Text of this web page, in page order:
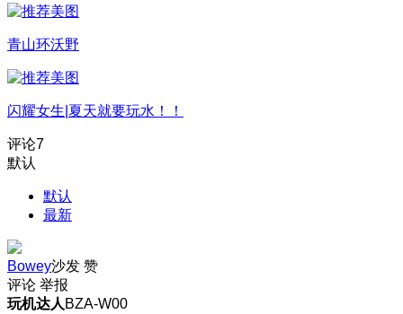
青山环沃野
闪耀女生|夏天就要玩水！！
评论7
默认
默认
最新
Bowey沙发 赞
评论 举报
玩机达人 BZA-W00